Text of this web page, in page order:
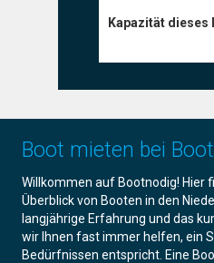
Kapazität dieses
Boot mieten bei
Willkommen auf Bootnodig! Hier
Überblick von Booten in den
langjährige Erfahrung und das
wir Ihnen fast immer helfen, ein
Bedürfnissen entspricht. Eine